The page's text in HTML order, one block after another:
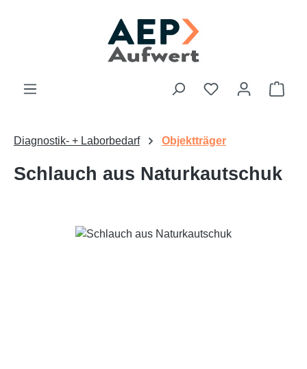
Du hast 0
Diagnostik- + Laborbedarf Objektträger
Schlauch aus Naturkautschuk
Bildergalerie überspringen